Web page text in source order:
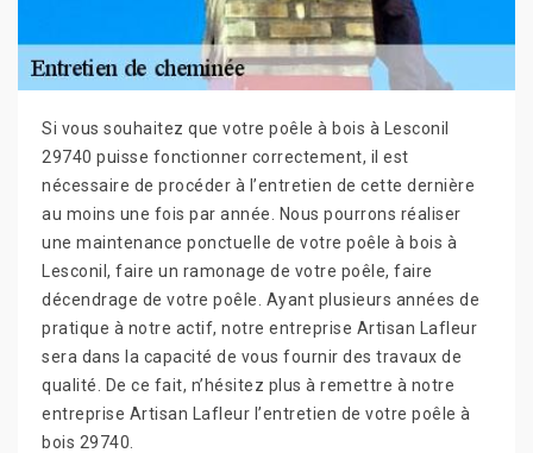
Si vous souhaitez que votre poêle à bois à Lesconil
29740 puisse fonctionner correctement, il est
nécessaire de procéder à l’entretien de cette dernière
au moins une fois par année. Nous pourrons réaliser
une maintenance ponctuelle de votre poêle à bois à
Lesconil, faire un ramonage de votre poêle, faire
décendrage de votre poêle. Ayant plusieurs années de
pratique à notre actif, notre entreprise Artisan Lafleur
sera dans la capacité de vous fournir des travaux de
qualité. De ce fait, n’hésitez plus à remettre à notre
entreprise Artisan Lafleur l’entretien de votre poêle à
bois 29740.